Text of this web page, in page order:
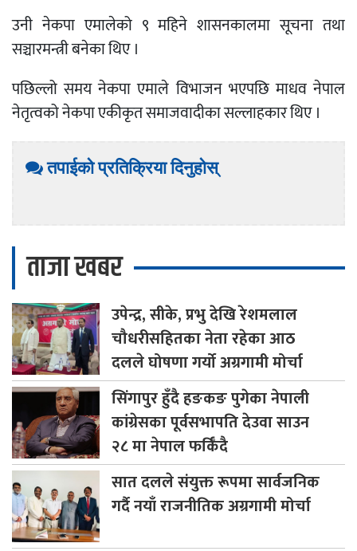
उनी नेकपा एमालेको ९ महिने शासनकालमा सूचना तथा
सञ्चारमन्त्री बनेका थिए ।
पछिल्लो समय नेकपा एमाले विभाजन भएपछि माधव नेपाल
नेतृत्वको नेकपा एकीकृत समाजवादीका सल्लाहकार थिए ।
तपाईको प्रतिक्रिया दिनुहोस्
ताजा खबर
उपेन्द्र,सीके, प्रभु देखि रेशमलाल
चौधरीसहितका नेता रहेका आठ
दलले घोषणा गर्यो अग्रगामी मोर्चा
सिंगापुरहुँदै हङकङ पुगेका नेपाली
कांग्रेसका पूर्वसभापति देउवा साउन
२८ मा नेपाल फर्किँदै
सातदलले संयुक्त रूपमा सार्वजनिक
गर्दै नयाँ राजनीतिक अग्रगामी मोर्चा